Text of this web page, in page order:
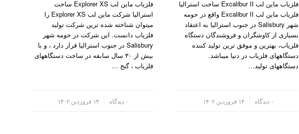
فلزیاب ماین لب Excalibur II ساخت استرالیا
فلزیاب ماین لب Excalibur II واقع در حومه
شهر Salisbury در جنوب استرالیا به اعتقاد
بسیاری از کاوشگران و فروشندگان دستگاه
فلزیاب، بهترین و موفق ترین تولید کننده
دستگاههای فلزیاب در دنیا میباشد.
دستگاههای تولید…
۰ دیدگاه ۱۴ فروردین ۱۴۰۲
فلزیاب ماین لب Explorer XS ساخت
استرالیا شرکت ماین لب Explorer XS را
میتوان شناخته شده ترین شرکت تولید
فلزیاب دانست. این شرکت در حومه شهر
Salisbury در جنوب استرالیا قرار دارد ، و با
بیش از ۳۰ سال سابقه در ساخت دستگاههای
فلزیاب ، گنج …
۰ دیدگاه ۱۴ فروردین ۱۴۰۲